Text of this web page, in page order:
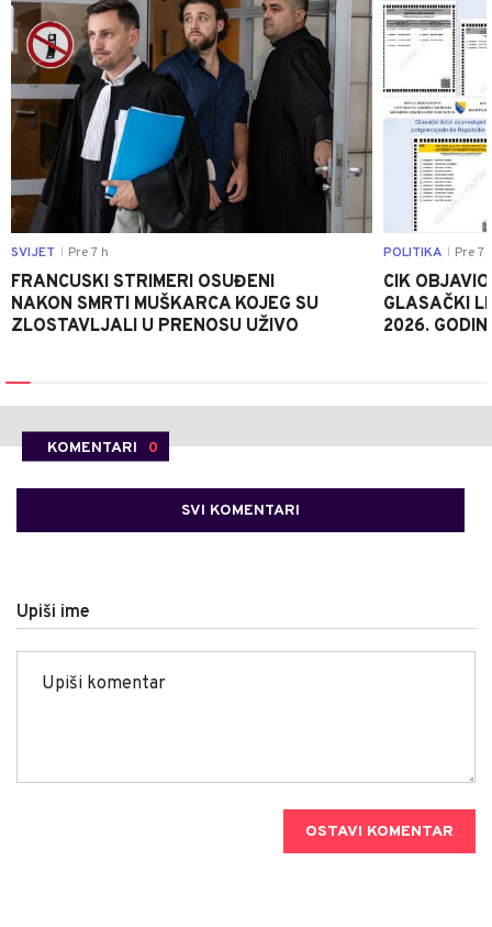
SVIJET Pre 7 h
FRANCUSKI STRIMERI OSUĐENI
NAKON SMRTI MUŠKARCA KOJEG SU
ZLOSTAVLJALI U PRENOSU UŽIVO
POLITIKA Pre 7
CIK
GLASAČKI
2026.
KOMENTARI 0
SVI KOMENTARI
Upiši ime
OSTAVI KOMENTAR